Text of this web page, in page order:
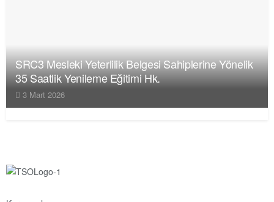
SRC3 Mesleki Yeterlilik Belgesi Sahiplerine Yönelik
35 Saatlik Yenileme Eğitimi Hk.
3 Mart 2026